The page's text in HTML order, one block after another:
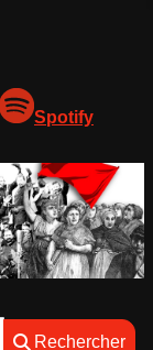
Spotify
Rechercher